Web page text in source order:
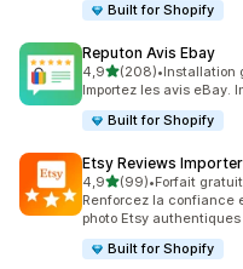
Built for Shopify
Reputon Avis Ebay
4,9étoile(s) sur 5
(208)
208 avis au total
•Installation
Importez les avis eBay.
Built for Shopify
Etsy Reviews Importer
4,9étoile(s) sur 5
(99)
99 avis au total
•Forfait
Renforcez la confiance
photo Etsy authentiques
Built for Shopify